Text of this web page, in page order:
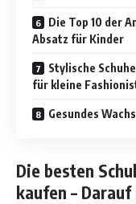
Die Top 10 der
Absatz für Kinder
Stylische
für kleine
Gesundes
Die besten
kaufen –